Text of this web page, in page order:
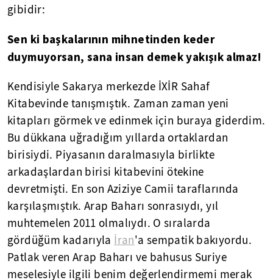
gibidir:
Sen ki başkalarının mihnetinden keder
duymuyorsan, sana insan demek yakışık almaz!
Kendisiyle Sakarya merkezde İXİR Sahaf
Kitabevinde tanışmıştık. Zaman zaman yeni
kitapları görmek ve edinmek için buraya giderdim.
Bu dükkana uğradığım yıllarda ortaklardan
birisiydi. Piyasanın daralmasıyla birlikte
arkadaşlardan birisi kitabevini ötekine
devretmişti. En son Aziziye Camii taraflarında
karşılaşmıştık. Arap Baharı sonrasıydı, yıl
muhtemelen 2011 olmalıydı. O sıralarda
gördüğüm kadarıyla İran'a sempatik bakıyordu.
Patlak veren Arap Baharı ve bahusus Suriye
meselesiyle ilgili benim değerlendirmemi merak